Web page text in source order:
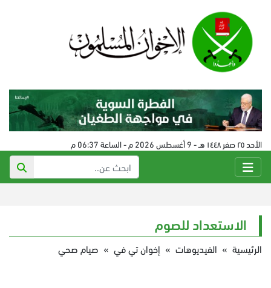
الأحد ٢٥ صفر ١٤٤٨ هـ - 9 أغسطس 2026 م - الساعة 06:37 م
الاستعداد للصوم
الرئيسية » الفيديوهات » إخوان تي في » صيام صحي